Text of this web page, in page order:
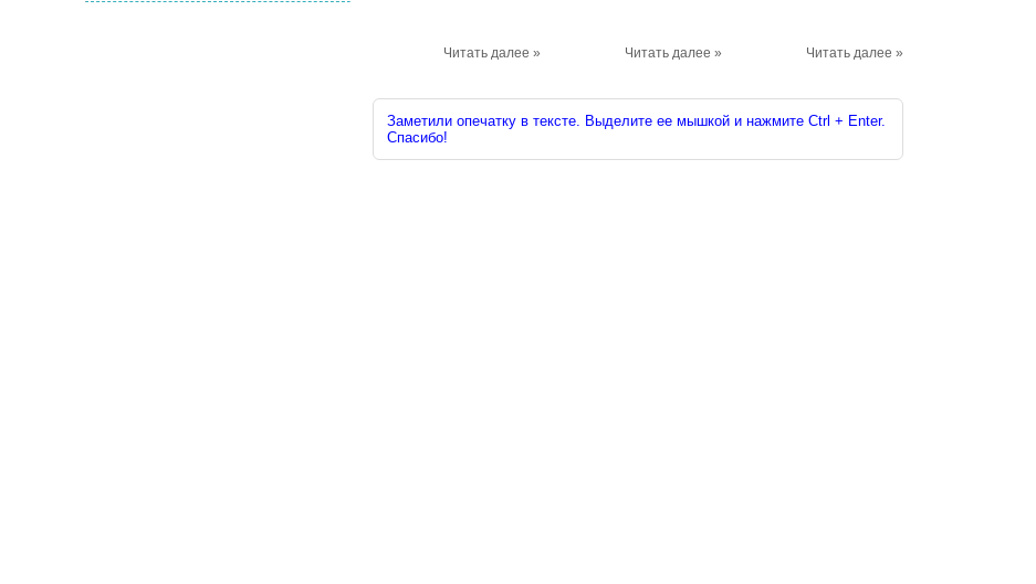
Читать далее » Читать далее » Читать далее »
Заметили опечатку в тексте. Выделите ее мышкой и нажмите Ctrl + Enter.
Спасибо!